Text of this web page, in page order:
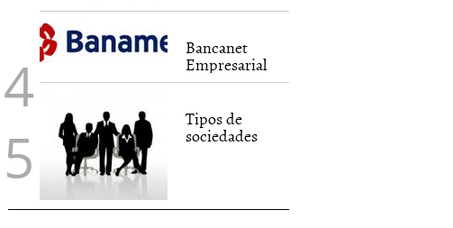
Bancanet
Empresarial
Tipos de
sociedades